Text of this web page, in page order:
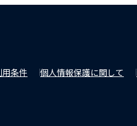
条件 個人情報保護に関して